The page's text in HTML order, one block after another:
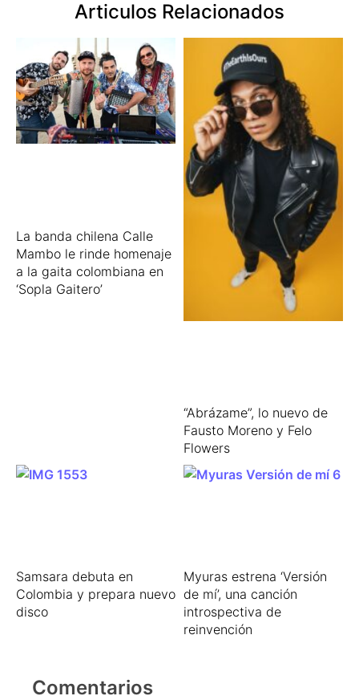
Articulos Relacionados
La banda chilena Calle
Mambo le rinde homenaje
a la gaita colombiana en
‘Sopla Gaitero’
“Abrázame”, lo nuevo de
Fausto Moreno y Felo
Flowers
Samsara debuta en
Colombia y prepara nuevo
disco
Myuras estrena ‘Versión
de mí’, una canción
introspectiva de
reinvención
Comentarios